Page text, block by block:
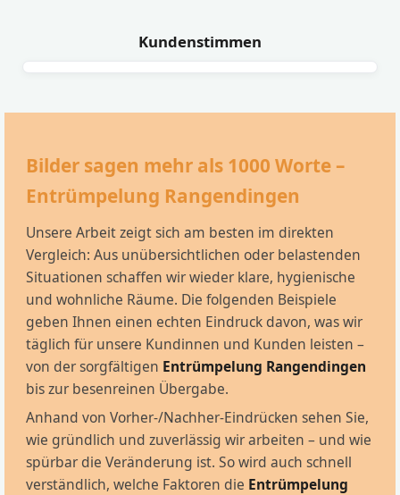
Kundenstimmen
Bilder sagen mehr als 1000 Worte –
Entrümpelung Rangendingen
Unsere Arbeit zeigt sich am besten im direkten
Vergleich: Aus unübersichtlichen oder belastenden
Situationen schaffen wir wieder klare, hygienische
und wohnliche Räume. Die folgenden Beispiele
geben Ihnen einen echten Eindruck davon, was wir
täglich für unsere Kundinnen und Kunden leisten –
von der sorgfältigen Entrümpelung Rangendingen
bis zur besenreinen Übergabe.
Anhand von Vorher-/Nachher-Eindrücken sehen Sie,
wie gründlich und zuverlässig wir arbeiten – und wie
spürbar die Veränderung ist. So wird auch schnell
verständlich, welche Faktoren die Entrümpelung